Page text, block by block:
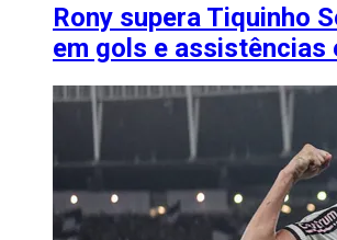
Rony supera Tiquinho
em gols e assistências